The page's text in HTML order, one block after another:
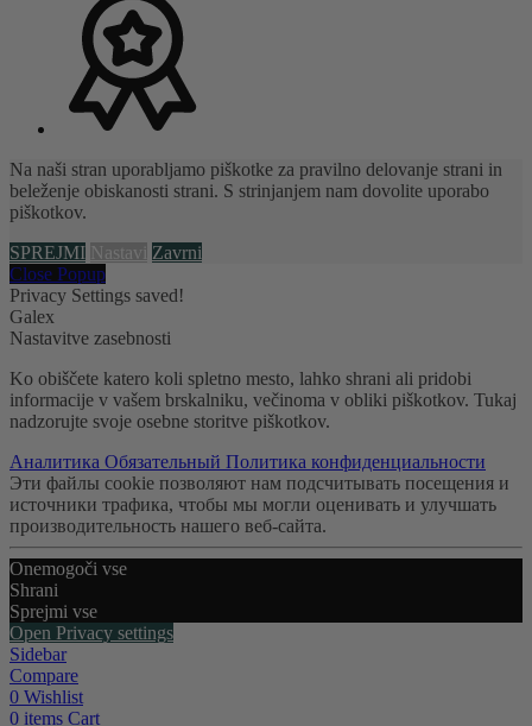
Na naši stran uporabljamo piškotke za pravilno delovanje strani in
beleženje obiskanosti strani. S strinjanjem nam dovolite uporabo
piškotkov.
SPREJMI Nastavi Zavrni
Close Popup
Privacy Settings saved!
Galex
Nastavitve zasebnosti
Ko obiščete katero koli spletno mesto, lahko shrani ali pridobi
informacije v vašem brskalniku, večinoma v obliki piškotkov. Tukaj
nadzorujte svoje osebne storitve piškotkov.
Аналитика Обязательный Политика конфиденциальности
Эти файлы cookie позволяют нам подсчитывать посещения и
источники трафика, чтобы мы могли оценивать и улучшать
производительность нашего веб-сайта.
Onemogoči vse
Shrani
Sprejmi vse
Open Privacy settings
Sidebar
Compare
0 Wishlist
0 items Cart